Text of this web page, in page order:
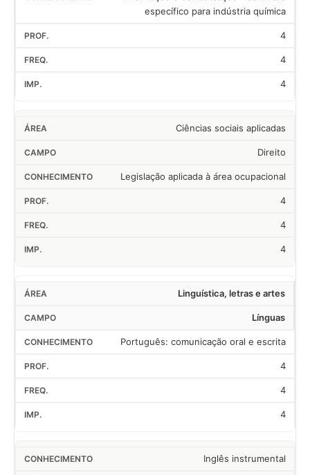
específico para indústria química
4
4
4
Ciências sociais aplicadas
Direito
Legislação aplicada à área ocupacional
4
4
4
Linguística, letras e artes
Línguas
Português: comunicação oral e escrita
4
4
4
Inglês instrumental